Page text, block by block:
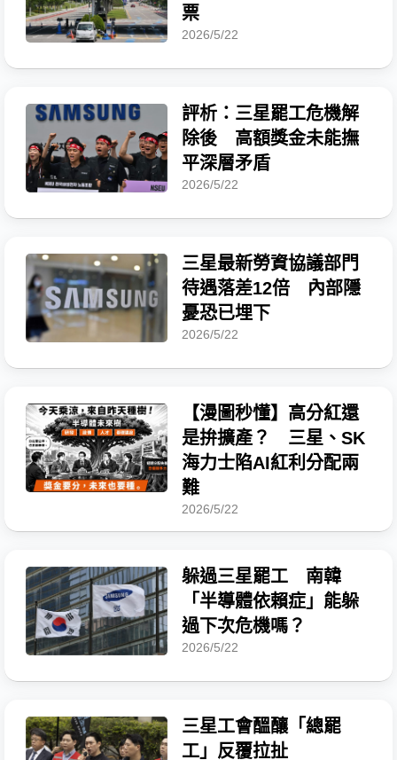
票
2026/5/22
評析：三星罷工危機解
除後 高額獎金未能撫
平深層矛盾
2026/5/22
三星最新勞資協議部門
待遇落差12倍 內部隱
憂恐已埋下
2026/5/22
【漫圖秒懂】高分紅還
是拚擴產？ 三星、SK
海力士陷AI紅利分配兩
難
2026/5/22
躲過三星罷工 南韓
「半導體依賴症」能躲
過下次危機嗎？
2026/5/22
三星工會醞釀「總罷
工」反覆拉扯